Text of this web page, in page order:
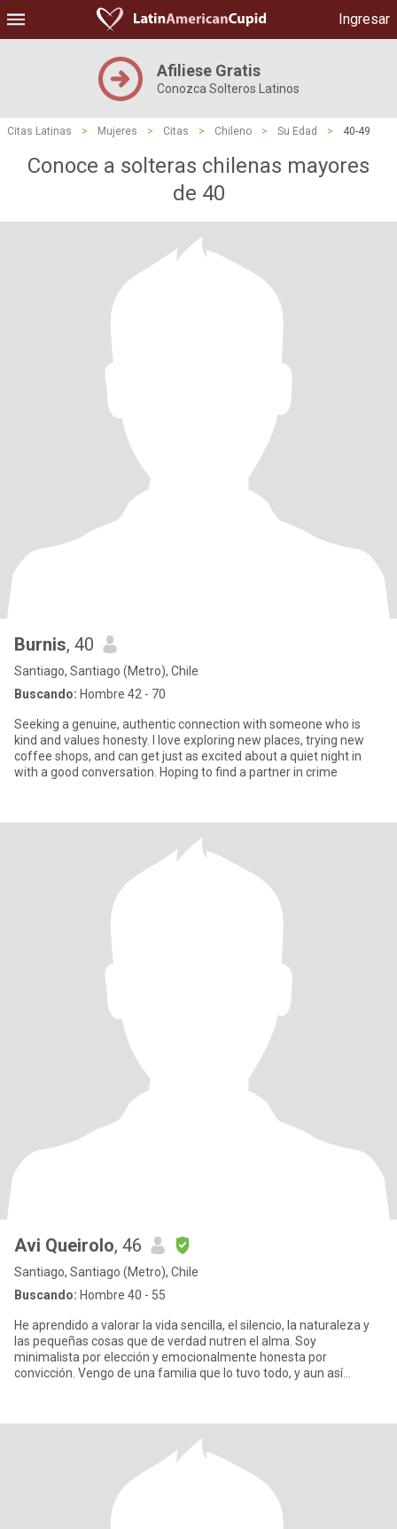
Ingresar
Afiliese Gratis
Conozca Solteros Latinos
Citas Latinas > Mujeres > Citas > Chileno > Su Edad > 40-49
Conoce a solteras chilenas mayores
de 40
Burnis, 40
Santiago, Santiago (Metro), Chile
Buscando: Hombre 42 - 70
Seeking a genuine, authentic connection with someone who is
kind and values honesty. I love exploring new places, trying new
coffee shops, and can get just as excited about a quiet night in
with a good conversation. Hoping to find a partner in crime
Avi Queirolo, 46
Santiago, Santiago (Metro), Chile
Buscando: Hombre 40 - 55
He aprendido a valorar la vida sencilla, el silencio, la naturaleza y
las pequeñas cosas que de verdad nutren el alma. Soy
minimalista por elección y emocionalmente honesta por
convicción. Vengo de una familia que lo tuvo todo, y aun así